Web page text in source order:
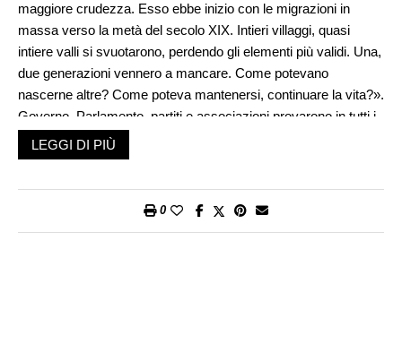
maggiore crudezza. Esso ebbe inizio con le migrazioni in
massa verso la metà del secolo XIX. Intieri villaggi, quasi
intiere valli si svuotarono, perdendo gli elementi più validi. Una,
due generazioni vennero a mancare. Come potevano
nascerne altre? Come poteva mantenersi, continuare la vita?».
Governo, Parlamento, partiti e associazioni provarono in tutti i
modi a tamponare l’emorragia, varando provvedimenti volti ad
irrobustire il settore primario (agricoltura, allevamento,
sfruttamento, sia in pianura sia sui pascoli alti, e di favorire un
LEGGI DI PIÙ
0